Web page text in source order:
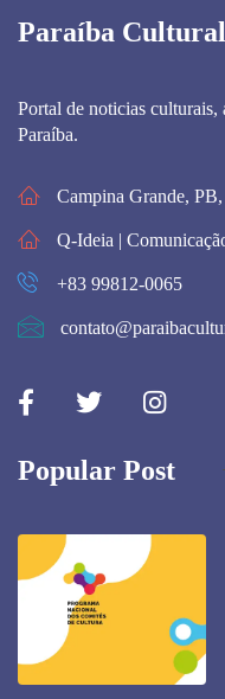
Paraíba Cultural
Portal de noticias culturais,
Paraíba.
Campina Grande,
Q-Ideia |
+83 99812-0065
Popular Post